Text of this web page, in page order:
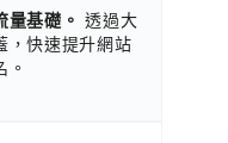
量基礎。 透過大
，快速提升網站
。